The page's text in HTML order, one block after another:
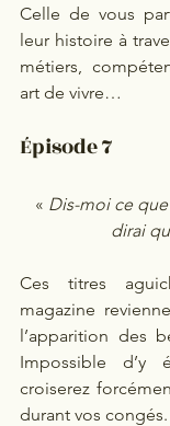
Celle de vous
leur histoire à
métiers,
art de vivre…
Épisode 7
« Dis-moi ce
dirai
Ces titres
magazine
l’apparition des
Impossible d’y
croiserez
durant vos congés.